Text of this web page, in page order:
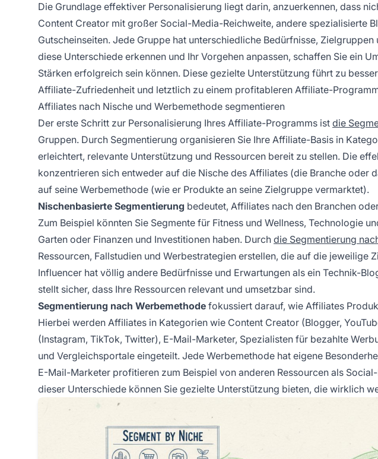
Die Grundlage effektiver Personalisierung liegt darin, anzuerkennen, dass
Content Creator mit großer Social-Media-Reichweite, andere spezialisierte
Gutscheinseiten. Jede Gruppe hat unterschiedliche Bedürfnisse,
diese Unterschiede erkennen und Ihr Vorgehen anpassen, schaffen Sie ein
Stärken erfolgreich sein können. Diese gezielte Unterstützung führt zu
Affiliate-Zufriedenheit und letztlich zu einem profitableren Affiliate-
Affiliates nach Nische und Werbemethode segmentieren
Der erste Schritt zur Personalisierung Ihres Affiliate-Programms ist die
Gruppen. Durch Segmentierung organisieren Sie Ihre Affiliate-Basis in
erleichtert, relevante Unterstützung und Ressourcen bereit zu stellen. Die
konzentrieren sich entweder auf die Nische des Affiliates (die Branche oder
auf seine Werbemethode (wie er Produkte an seine Zielgruppe vermarktet).
Nischenbasierte Segmentierung bedeutet, Affiliates nach den Branchen
Zum Beispiel könnten Sie Segmente für Fitness und Wellness, Technologie
Garten oder Finanzen und Investitionen haben. Durch die Segmentierung
Ressourcen, Fallstudien und Werbestrategien erstellen, die auf die jeweilige
Influencer hat völlig andere Bedürfnisse und Erwartungen als ein Technik-
stellt sicher, dass Ihre Ressourcen relevant und umsetzbar sind.
Segmentierung nach Werbemethode fokussiert darauf, wie Affiliates
Hierbei werden Affiliates in Kategorien wie Content Creator (Blogger,
(Instagram, TikTok, Twitter), E-Mail-Marketer, Spezialisten für bezahlte
und Vergleichsportale eingeteilt. Jede Werbemethode hat eigene
E-Mail-Marketer profitieren zum Beispiel von anderen Ressourcen als
dieser Unterschiede können Sie gezielte Unterstützung bieten, die wirklich